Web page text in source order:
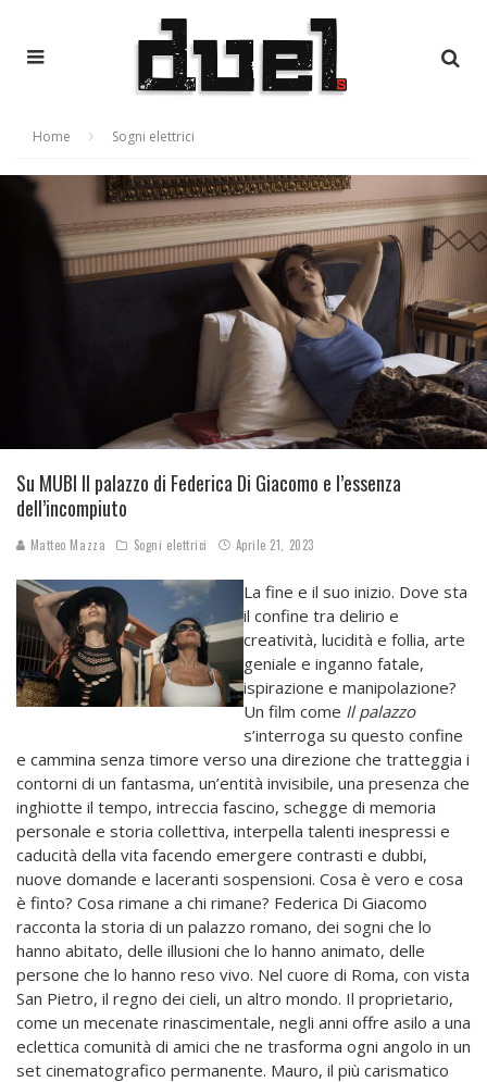
Home Sogni elettrici
Su MUBI Il palazzo di Federica Di Giacomo e l’essenza
dell’incompiuto
Matteo Mazza Sogni elettrici Aprile 21, 2023
La fine e il suo inizio. Dove sta
il confine tra delirio e
creatività, lucidità e follia, arte
geniale e inganno fatale,
ispirazione e manipolazione?
Un film come Il palazzo
s’interroga su questo confine
e cammina senza timore verso una direzione che tratteggia i
contorni di un fantasma, un’entità invisibile, una presenza che
inghiotte il tempo, intreccia fascino, schegge di memoria
personale e storia collettiva, interpella talenti inespressi e
caducità della vita facendo emergere contrasti e dubbi,
nuove domande e laceranti sospensioni. Cosa è vero e cosa
è finto? Cosa rimane a chi rimane? Federica Di Giacomo
racconta la storia di un palazzo romano, dei sogni che lo
hanno abitato, delle illusioni che lo hanno animato, delle
persone che lo hanno reso vivo. Nel cuore di Roma, con vista
San Pietro, il regno dei cieli, un altro mondo. Il proprietario,
come un mecenate rinascimentale, negli anni offre asilo a una
eclettica comunità di amici che ne trasforma ogni angolo in un
set cinematografico permanente. Mauro, il più carismatico